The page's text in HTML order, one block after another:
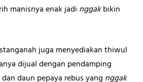
manisnya enak jadi nggakbikin
juga menyediakan thiwul
dijual dengan pendamping
daun pepaya rebus yang nggak